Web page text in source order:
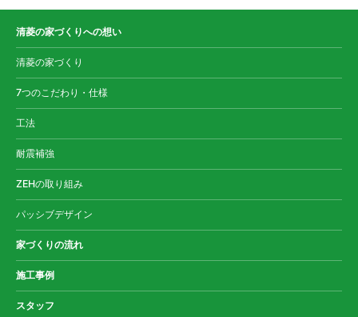
清菱の家づくりへの想い
清菱の家づくり
7つのこだわり・仕様
工法
耐震補強
ZEHの取り組み
パッシブデザイン
家づくりの流れ
施工事例
スタッフ